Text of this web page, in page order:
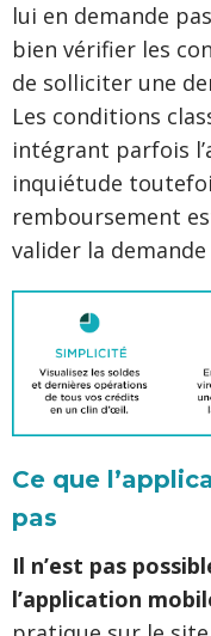
lui en demande
bien vérifier les
de solliciter une
Les conditions
intégrant parfois
inquiétude
remboursement
valider la
Ce que
pas
Il n’est pas
l’application